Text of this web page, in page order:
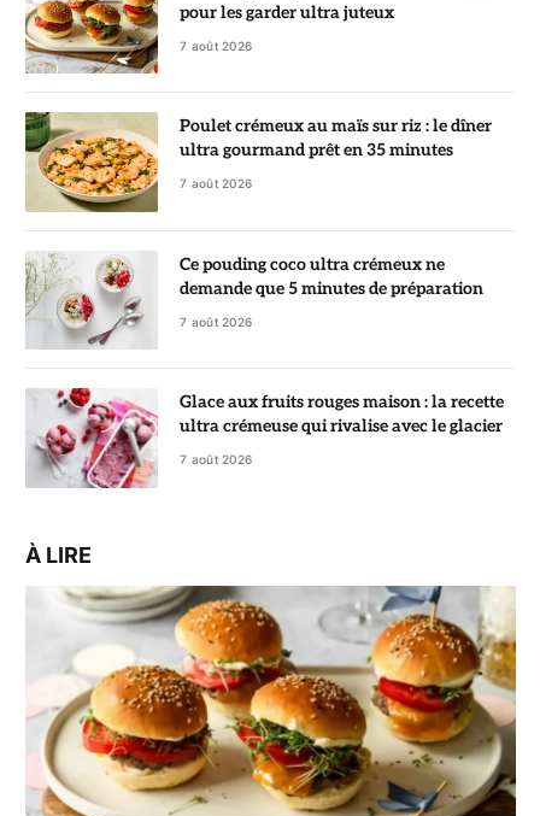
pour les garder ultra juteux
7 août 2026
Poulet crémeux au maïs sur riz : le dîner
ultra gourmand prêt en 35 minutes
7 août 2026
Ce pouding coco ultra crémeux ne
demande que 5 minutes de préparation
7 août 2026
Glace aux fruits rouges maison : la recette
ultra crémeuse qui rivalise avec le glacier
7 août 2026
À LIRE